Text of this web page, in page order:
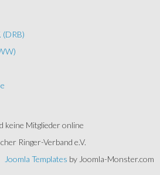
(DRB)
keine Mitglieder online
Ringer-Verband e.V.
Joomla Templates by Joomla-Monster.com